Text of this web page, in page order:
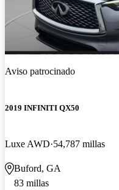
Aviso patrocinado
2019 INFINITI QX50
Luxe AWD 54,787 millas
Buford, GA
83 millas